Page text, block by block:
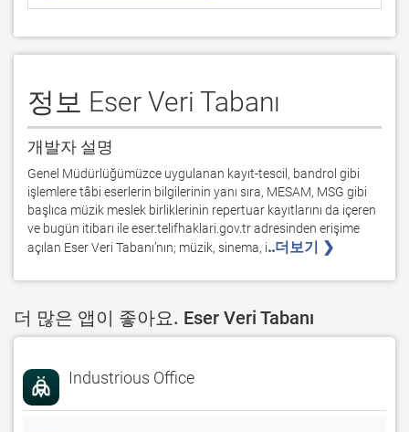
정보 Eser Veri Tabanı
개발자 설명
Genel Müdürlüğümüzce uygulanan kayıt-tescil, bandrol gibi
işlemlere tâbi eserlerin bilgilerinin yanı sıra, MESAM, MSG gibi
başlıca müzik meslek birliklerinin repertuar kayıtlarını da içeren
ve bugün itibarı ile eser.telifhaklari.gov.tr adresinden erişime
açılan Eser Veri Tabanı’nın; müzik, sinema, i..더보기 ❯
더 많은 앱이 좋아요. Eser Veri Tabanı
Industrious Office